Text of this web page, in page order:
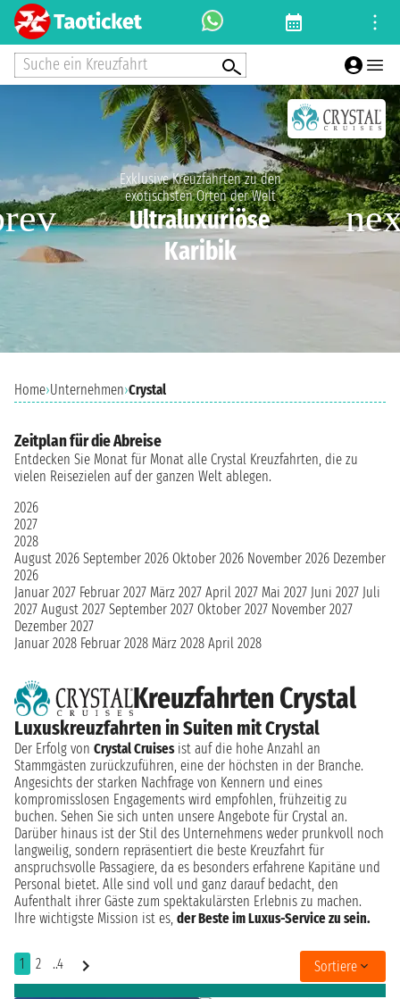
Suche ein Kreuzfahrt
Exklusive Kreuzfahrten zu den
exotischsten Orten der Welt
Ultraluxuriöse
Karibik
Home›Unternehmen›Crystal
Kreuzfahrten Crystal
Luxuskreuzfahrten in Suiten mit Crystal
Der Erfolg von Crystal Cruisesist auf die hohe Anzahl an
Stammgästen zurückzuführen, eine der höchsten in der Branche.
Angesichts der starken Nachfrage von Kennern und eines
kompromisslosen Engagements wird empfohlen, frühzeitig zu
buchen. Sehen Sie sich unten unsere Angebote für Crystal an.
Darüber hinaus ist der Stil des Unternehmens weder prunkvoll noch
langweilig, sondern repräsentiert die beste Kreuzfahrt für
anspruchsvolle Passagiere, da es besonders erfahrene Kapitäne und
Personal bietet. Alle sind voll und ganz darauf bedacht, den
Aufenthalt ihrer Gäste zum spektakulärsten Erlebnis zu machen.
Ihre wichtigste Mission ist es, der Beste im Luxus-Service zu sein.
1 2 ..4 Sortiere
Zeitplan für die Abreise
Entdecken Sie Monat für Monat alle Crystal Kreuzfahrten, die zu
vielen Reisezielen auf der ganzen Welt ablegen.
2026
2027
2028
August 2026 September 2026 Oktober 2026 November 2026 Dezember
2026
Januar 2027 Februar 2027 März 2027 April 2027 Mai 2027 Juni 2027 Juli
2027 August 2027 September 2027 Oktober 2027 November 2027
Dezember 2027
Januar 2028 Februar 2028 März 2028 April 2028